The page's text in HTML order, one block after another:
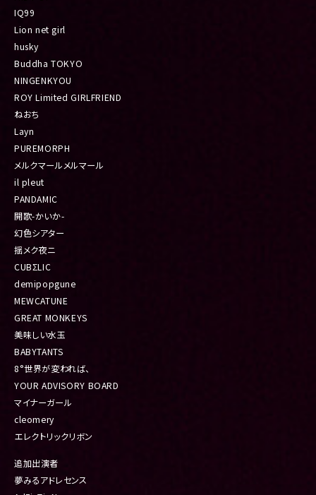
IQ99
Lion net girl
husky
Buddha TOKYO
NINGENKYOU
ROY Limited GIRLFRIEND
ねおち
Layn
PUREMORPH
メルクマールメルマール
il pleut
PANDAMIC
開歌-かいか-
幻色シアター
揺メク夜ニ
CUBΣLIC
demipopgune
MEWCATUNE
GREAT MONKEYS
美味しい水玉
BABYTANTS
8°世界が変われば、
YOUR ADVISORY BOARD
マイナーガール
cleomery
エレクトリックリボン
追加出演者
夢みるアドレセンス